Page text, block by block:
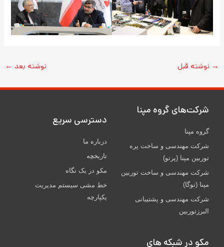
→ نوشته قبل نوشته بعد ←
شركت‌های گروه مپنا
گروه مپنا
شرکت مهندسی و ساخت پره‌
توربین مپنا (پرتو)
شركت مهندسی و ساخت توربين
مپنا (توگا)
شركت مهندسی و پشتيبانی
البرزتوربين
دسترسی سریع
درباره ما
تاریخچه
مکو در یک نگاه
خط مشی سیستم مدیریت
یکپارچه
مکو در شبکه های